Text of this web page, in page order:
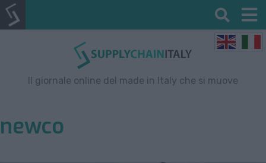
Il giornale online del made in Italy che si muove
newco